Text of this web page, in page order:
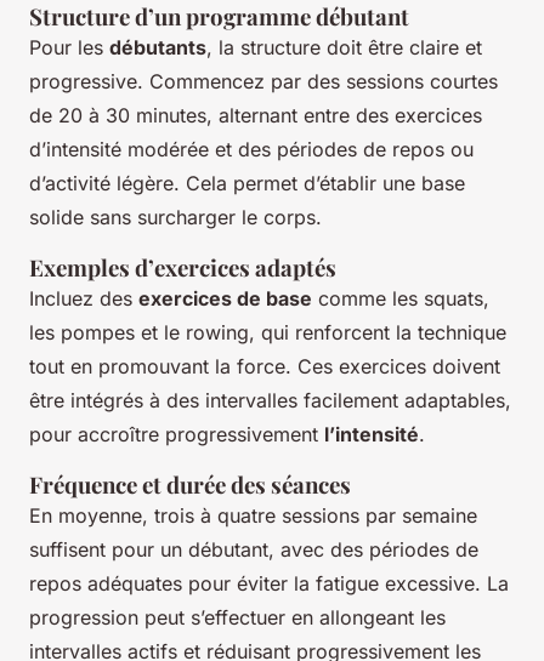
Structure d’un programme débutant
Pour les débutants, la structure doit être claire et
progressive. Commencez par des sessions courtes
de 20 à 30 minutes, alternant entre des exercices
d’intensité modérée et des périodes de repos ou
d’activité légère. Cela permet d’établir une base
solide sans surcharger le corps.
Exemples d’exercices adaptés
Incluez des exercices de base comme les squats,
les pompes et le rowing, qui renforcent la technique
tout en promouvant la force. Ces exercices doivent
être intégrés à des intervalles facilement adaptables,
pour accroître progressivement l’intensité.
Fréquence et durée des séances
En moyenne, trois à quatre sessions par semaine
suffisent pour un débutant, avec des périodes de
repos adéquates pour éviter la fatigue excessive. La
progression peut s’effectuer en allongeant les
intervalles actifs et réduisant progressivement les